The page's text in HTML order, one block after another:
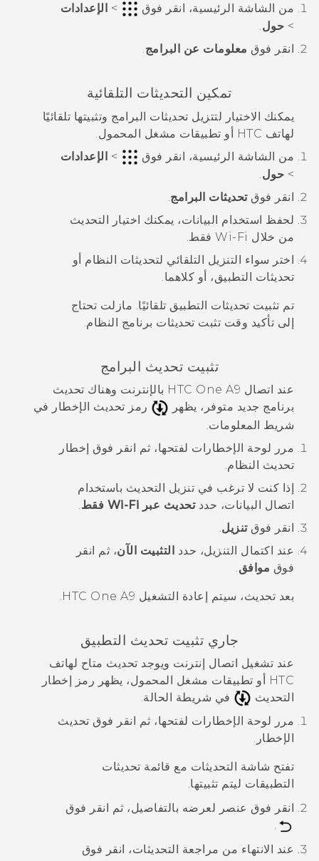
من الشاشة الرئيسية، انقر فوق > الإعدادات
> حول.
انقر فوق معلومات عن البرامج.
تمكين التحديثات التلقائية
يمكنك الاختيار لتتزيل تحديثات البرامج وتثبيتها تلقائيًا
لهاتف HTC أو تطبيقات مشغل المحمول.
من الشاشة الرئيسية، انقر فوق > الإعدادات
> حول.
انقر فوقتحديثات البرامج.
لحفظ استخدام البيانات، يمكنك اختيار التحديث
من خلال Wi‍-Fi فقط.
اختر سواء التنزيل التلقائي لتحديثات النظام أو
تحديثات التطبيق، أو كلاهما.
تم تثبيت تحديثات التطبيق تلقائيًا. مازلت تحتاج
إلى تأكيد وقت تثبت تحديثات برنامج النظام.
تثبيت تحديث البرامج
عند اتصال HTC One A9 بالإنترنت وهناك تحديث
برنامج جديد متوفر، يظهر
رمز تحديث الإخطار في
شريط المعلومات.
مرر لوحة الإخطارات لفتحها، ثم انقر فوق إخطار
تحديث النظام.
إذا كنت لا ترغب في تنزيل التحديث باستخدام
اتصال البيانات، حددتحديث عبر Wi-Fi فقط
انقر فوقتنزيل
عند اكتمال التنزيل، حدد التثبيت الآن، ثم انقر
فوق موافق
بعد تحديث، سيتم إعادة التشغيل HTC One A9
جاري تثبيت تحديث التطبيق
عند تشغيل اتصال إنترنت ويوجد تحديث متاح لهاتف
HTC أو تطبيقات مشغل المحمول، يظهر رمز إخطار
التحديث
في شريطة الحالة.
مرر لوحة الإخطارات لفتحها، ثم انقر فوق تحديث
الإخطار.
تفتح شاشة التحديثات مع قائمة تحديثات
التطبيقات ليتم تثبيتها.
انقر فوق عنصر لعرضه بالتفاصيل، ثم انقر فوق
.
عند الانتهاء من مراجعة التحديثات، انقر فوق